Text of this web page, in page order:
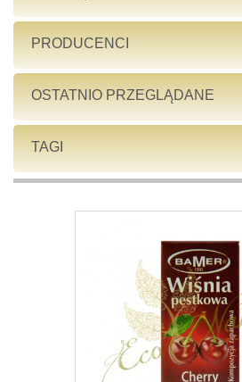
PRODUCENCI
OSTATNIO PRZEGLĄDANE
TAGI